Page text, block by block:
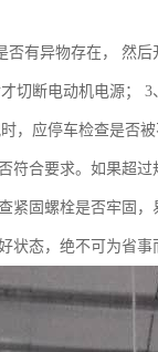
有异物存在， 然
切断电动机电源；
，应停车检查是否
符合要求。如果超
紧固螺栓是否牢固
状态，绝不可为省事